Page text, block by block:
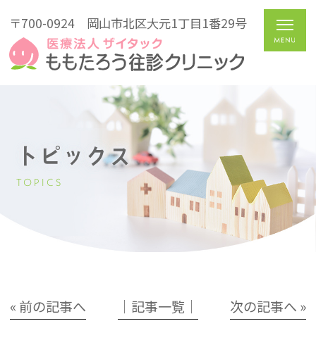
〒700-0924 岡山市北区大元1丁目1番29号
トピックス
TOPICS
« 前の記事へ │記事一覧│ 次の記事へ »